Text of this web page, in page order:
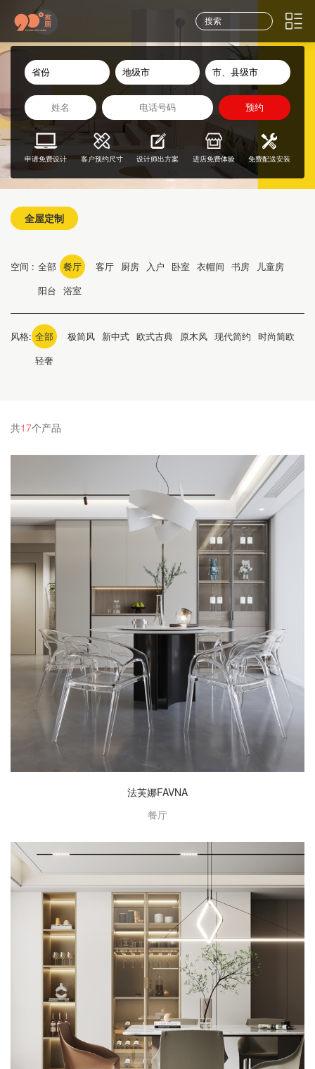
预约
申请免费设计 客户预约尺寸 设计师出方案 进店免费体验 免费配送安装
全屋定制
空间 : 全部 餐厅 客厅 厨房 入户 卧室 衣帽间 书房
儿童房
阳台 浴室
风格: 全部 极简风 新中式 欧式古典 原木风 现代简约 时尚简欧
轻奢
共17个产品
法芙娜FAVNA
餐厅